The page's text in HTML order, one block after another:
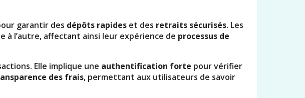
garantir des dépôts rapides et des retraits sécurisés. Les
à l’autre, affectant ainsi leur expérience de processus de
Elle implique une authentification forte pour vérifier
des frais, permettant aux utilisateurs de savoir